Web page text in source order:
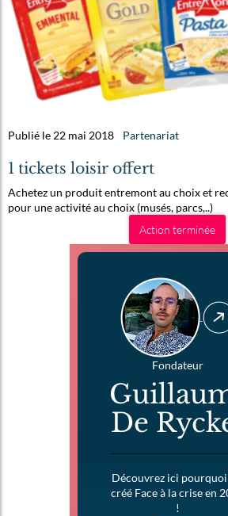
Publié le 22 mai 2018 Partenariat
1 tickets loisir offert
Achetez un produit entremont au choix et
pour une activité au choix (musés, parcs,..)
Action terminée
Fondateur
De
Découvrez ici pourquoi
créé Face à la crise en
!